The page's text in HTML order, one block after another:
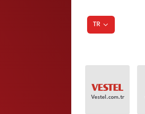
TR
Vestel.com.tr